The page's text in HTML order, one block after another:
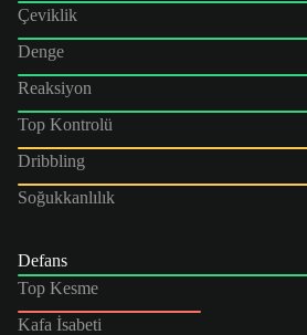
Çeviklik
Denge
Reaksiyon
Top Kontrolü
Dribbling
Soğukkanlılık
Defans
Top Kesme
Kafa İsabeti